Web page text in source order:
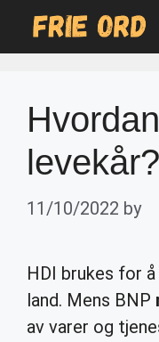
levekår?
11/10/2022 by
HDI brukes for å
land. Mens BNP
av varer og